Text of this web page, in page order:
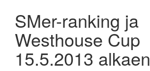
SMer-ranking ja
Westhouse Cup
15.5.2013 alkaen